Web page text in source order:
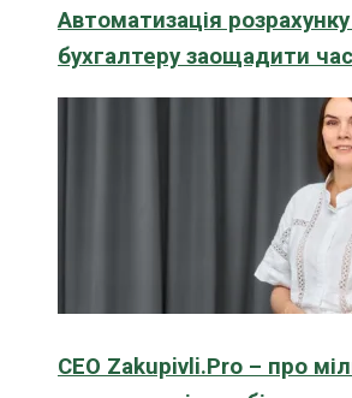
Автоматизація
бухгалтеру заощадити час
CEO Zakupivli.Pro – про